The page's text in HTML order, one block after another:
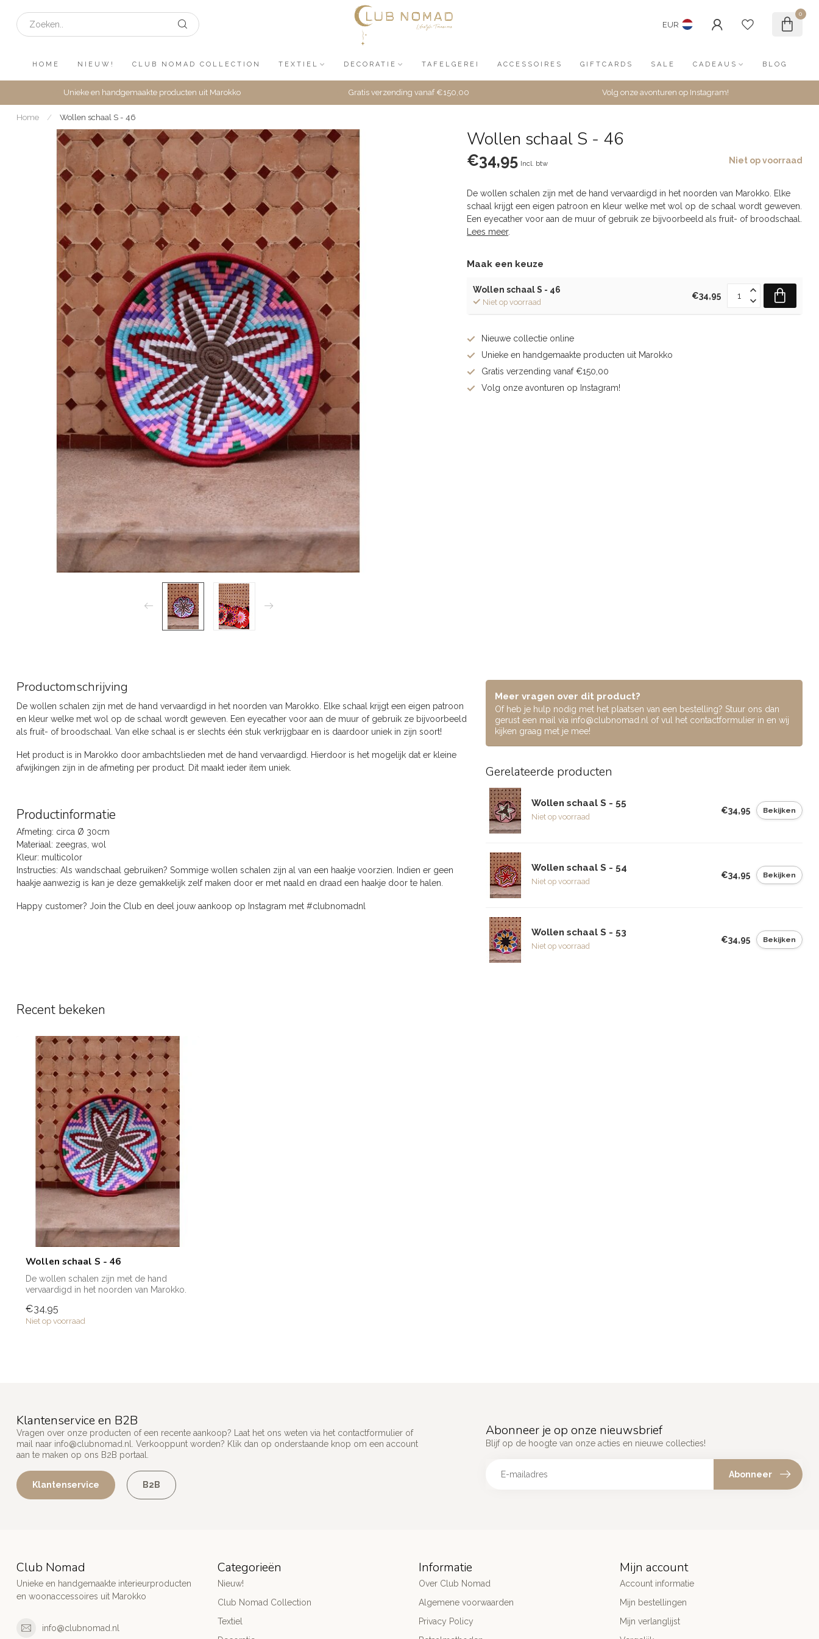
EUR
0
HOME NIEUW! CLUB NOMAD COLLECTION TEXTIEL DECORATIE TAFELGEREI ACCESSOIRES GIFTCARDS SALE CADEAUS BLOG
Unieke en handgemaakte producten uit Marokko Gratis verzending vanaf €150,00 Volg onze avonturen op Instagram!
Home / Wollen schaal S - 46
Wollen schaal S - 46
€34,95 Incl. btw Niet op voorraad
De wollen schalen zijn met de hand vervaardigd in het noorden van Marokko. Elke
schaal krijgt een eigen patroon en kleur welke met wol op de schaal wordt geweven.
Een eyecather voor aan de muur of gebruik ze bijvoorbeeld als fruit- of broodschaal.
Lees meer.
Maak een keuze
Wollen schaal S - 46
Niet op voorraad
€34,95
Nieuwe collectie online
Unieke en handgemaakte producten uit Marokko
Gratis verzending vanaf €150,00
Volg onze avonturen op Instagram!
Productomschrijving
De wollen schalen zijn met de hand vervaardigd in het noorden van Marokko. Elke schaal krijgt een eigen patroon
en kleur welke met wol op de schaal wordt geweven. Een eyecather voor aan de muur of gebruik ze bijvoorbeeld
als fruit- of broodschaal. Van elke schaal is er slechts één stuk verkrijgbaar en is daardoor uniek in zijn soort!
Het product is in Marokko door ambachtslieden met de hand vervaardigd. Hierdoor is het mogelijk dat er kleine
afwijkingen zijn in de afmeting per product. Dit maakt ieder item uniek.
Productinformatie
Afmeting: circa Ø 30cm
Materiaal: zeegras, wol
Kleur: multicolor
Instructies: Als wandschaal gebruiken? Sommige wollen schalen zijn al van een haakje voorzien. Indien er geen
haakje aanwezig is kan je deze gemakkelijk zelf maken door er met naald en draad een haakje door te halen.
Happy customer? Join the Club en deel jouw aankoop op Instagram met #clubnomadnl
Meer vragen over dit product?
Of heb je hulp nodig met het plaatsen van een bestelling? Stuur ons dan
gerust een mail via info@clubnomad.nl
of vul het contactformulier in en wij
kijken graag met je mee!
Gerelateerde producten
Wollen schaal S - 55
Niet op voorraad
€34,95 Bekijken
Wollen schaal S - 54
Niet op voorraad
€34,95 Bekijken
Wollen schaal S - 53
Niet op voorraad
€34,95 Bekijken
Recent bekeken
Wollen schaal S - 46
De wollen schalen zijn met de hand
vervaardigd in het noorden van Marokko.
€34,95
Niet op voorraad
Klantenservice en B2B
Vragen over onze producten of een recente aankoop? Laat het ons weten via het contactformulier of
mail naar info@clubnomad.nl. Verkooppunt worden? Klik dan op onderstaande knop om een account
aan te maken op ons B2B portaal.
Klantenservice B2B
Abonneer je op onze nieuwsbrief
Blijf op de hoogte van onze acties en nieuwe collecties!
Abonneer
Club Nomad
Unieke en handgemaakte interieurproducten
en woonaccessoires uit Marokko
info@clubnomad.nl
Categorieën
Nieuw!
Club Nomad Collection
Textiel
Informatie
Over Club Nomad
Algemene voorwaarden
Privacy Policy
Mijn account
Account informatie
Mijn bestellingen
Mijn verlanglijst